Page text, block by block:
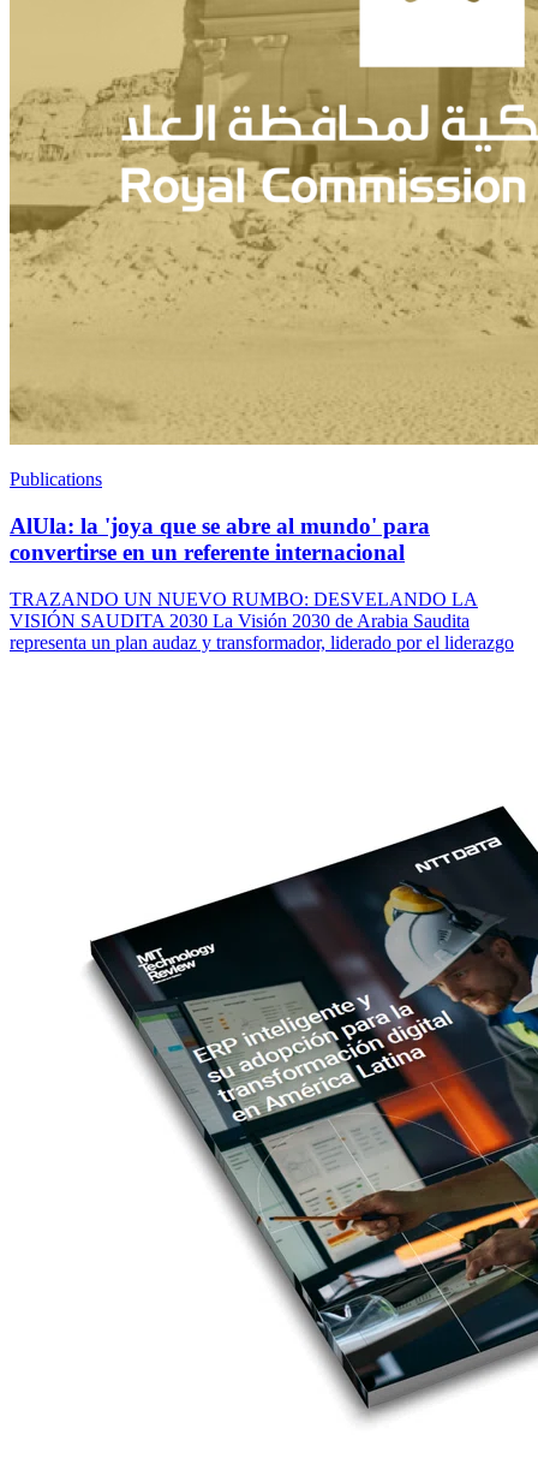
Publications
AlUla: la 'joya que se abre al mundo' para
convertirse en un referente internacional
TRAZANDO UN NUEVO RUMBO: DESVELANDO LA
VISIÓN SAUDITA 2030 La Visión 2030 de Arabia Saudita
representa un plan audaz y transformador, liderado por el liderazgo